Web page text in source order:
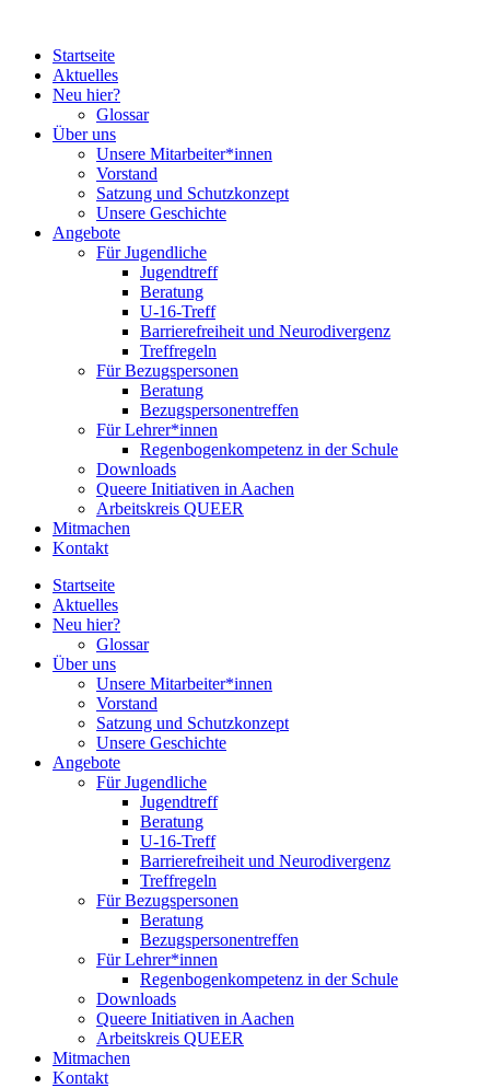
Startseite
Aktuelles
Neu hier?
Glossar
Über uns
Unsere Mitarbeiter*innen
Vorstand
Satzung und Schutzkonzept
Unsere Geschichte
Angebote
Für Jugendliche
Jugendtreff
Beratung
U-16-Treff
Barrierefreiheit und Neurodivergenz
Treffregeln
Für Bezugspersonen
Beratung
Bezugspersonentreffen
Für Lehrer*innen
Regenbogenkompetenz in der Schule
Downloads
Queere Initiativen in Aachen
Arbeitskreis QUEER
Mitmachen
Kontakt
Startseite
Aktuelles
Neu hier?
Glossar
Über uns
Unsere Mitarbeiter*innen
Vorstand
Satzung und Schutzkonzept
Unsere Geschichte
Angebote
Für Jugendliche
Jugendtreff
Beratung
U-16-Treff
Barrierefreiheit und Neurodivergenz
Treffregeln
Für Bezugspersonen
Beratung
Bezugspersonentreffen
Für Lehrer*innen
Regenbogenkompetenz in der Schule
Downloads
Queere Initiativen in Aachen
Arbeitskreis QUEER
Mitmachen
Kontakt